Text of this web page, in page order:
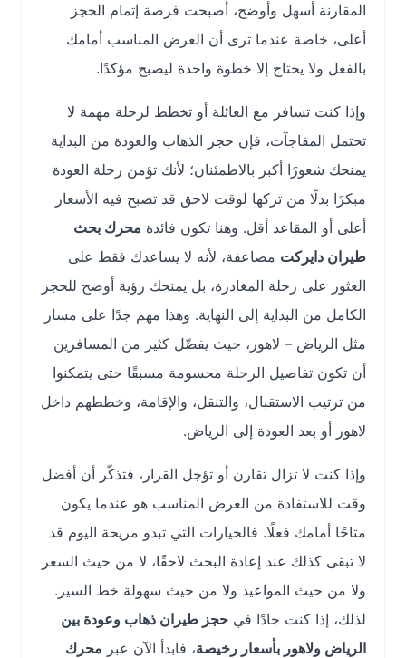
المقارنة أسهل وأوضح، أصبحت فرصة إتمام الحجز
أعلى، خاصة عندما ترى أن العرض المناسب أمامك
بالفعل ولا يحتاج إلا خطوة واحدة ليصبح مؤكدًا.
وإذا كنت تسافر مع العائلة أو تخطط لرحلة مهمة لا
تحتمل المفاجآت، فإن حجز الذهاب والعودة من البداية
يمنحك شعورًا أكبر بالاطمئنان؛ لأنك تؤمن رحلة العودة
مبكرًا بدلًا من تركها لوقت لاحق قد تصبح فيه الأسعار
أعلى أو المقاعد أقل. وهنا تكون فائدة محرك بحث
طيران دايركتمضاعفة، لأنه لا يساعدك فقط على
العثور على رحلة المغادرة، بل يمنحك رؤية أوضح للحجز
الكامل من البداية إلى النهاية. وهذا مهم جدًا على مسار
مثل الرياض – لاهور، حيث يفضّل كثير من المسافرين
أن تكون تفاصيل الرحلة محسومة مسبقًا حتى يتمكنوا
من ترتيب الاستقبال، والتنقل، والإقامة، وخططهم داخل
لاهور أو بعد العودة إلى الرياض.
وإذا كنت لا تزال تقارن أو تؤجل القرار، فتذكّر أن أفضل
وقت للاستفادة من العرض المناسب هو عندما يكون
متاحًا أمامك فعلًا. فالخيارات التي تبدو مريحة اليوم قد
لا تبقى كذلك عند إعادة البحث لاحقًا، لا من حيث السعر
ولا من حيث المواعيد ولا من حيث سهولة خط السير.
لذلك، إذا كنت جادًا فيحجز طيران ذهاب وعودة بين
الرياض ولاهور بأسعار رخيصة ، فابدأ الآن عبرمحرك